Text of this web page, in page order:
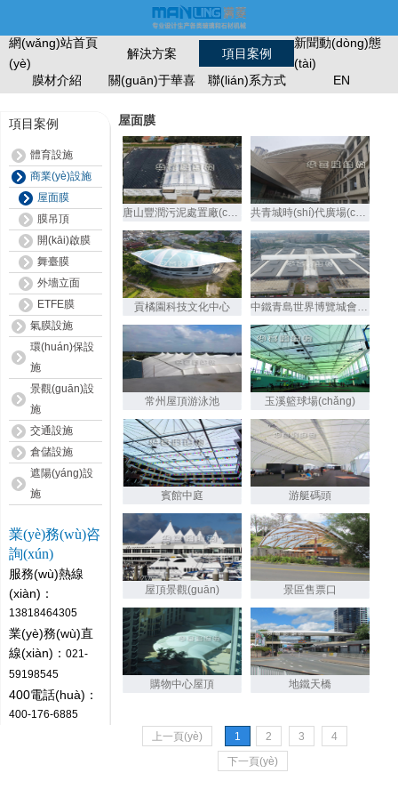
網(wǎng)站首頁
(yè)
解決方案 項目案例
新聞動(dòng)態
(tài)
膜材介紹
關(guān)于華喜 聯(lián)系方式 EN
項目案例
體育設施
商業(yè)設施
屋面膜
膜吊頂
開(kāi)啟膜
舞臺膜
外墻立面
ETFE膜
氣膜設施
環(huán)保設
施
景觀(guān)設
施
交通設施
倉儲設施
遮陽(yáng)設
施
業(yè)務(wù)咨
詢(xún)
服務(wù)熱線
(xiàn)：
13818464305
業(yè)務(wù)直
線(xiàn)： 021-
59198545
400電話(huà)：
400-176-6885
屋面膜
唐山豐潤污泥處置廠(chǎng)車(chē)間頂棚 共青城時(shí)代廣場(chǎng)屋頂膜
貢橘園科技文化中心 中鐵青島世界博覽城會(huì )展及配套項目
常州屋頂游泳池 玉溪籃球場(chǎng)
賓館中庭 游艇碼頭
屋頂景觀(guān) 景區售票口
購物中心屋頂 地鐵天橋
上一頁(yè) 1 2 3
4
下一頁(yè)